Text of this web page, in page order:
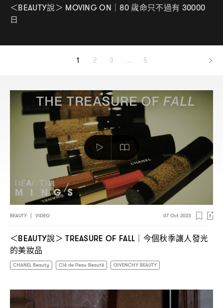
＜BEAUTY說＞ MOVING ON｜80 歲命只不過有 30000
日
1 2 3 … 5
BEAUTY | VIDEO 07 Oct 2023
＜BEAUTY說＞ TREASURE OF FALL｜ 今個秋季讓人發光
的美妝品
CHANEL Beauty Clé de Peau Beauté GIVENCHY BEAUTY